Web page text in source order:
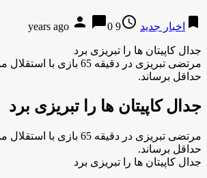
bookmark اخبار جدید access_time
9 years ago
person chat_bubble0
جدال کاپیتان ها را تبریزی برد
مرتضی تبریزی در دقیقه 65
حداقل برساند.
جدال کاپیتان ها را تبریزی برد
مرتضی تبریزی در دقیقه 65
حداقل برساند.
جدال کاپیتان ها را تبریزی برد